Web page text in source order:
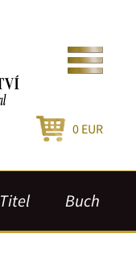
0 EUR
Titel Buch